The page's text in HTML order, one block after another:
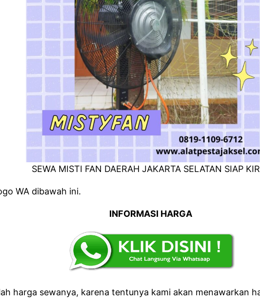
SEWA MISTI FAN DAERAH JAKARTA SELATAN SIAP
WA dibawah ini.
INFORMASI HARGA
harga sewanya, karena tentunya kami akan menawarkan